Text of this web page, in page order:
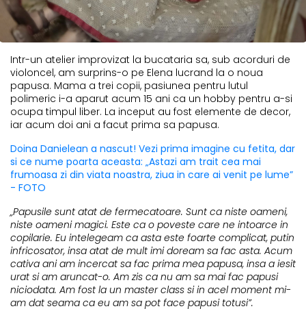
Intr-un atelier improvizat la bucataria sa, sub acorduri de
violoncel, am surprins-o pe Elena lucrand la o noua
papusa. Mama a trei copii, pasiunea pentru lutul
polimeric i-a aparut acum 15 ani ca un hobby pentru a-si
ocupa timpul liber. La inceput au fost elemente de decor,
iar acum doi ani a facut prima sa papusa.
Doina Danielean a nascut! Vezi prima imagine cu fetita, dar
si ce nume poarta aceasta: „Astazi am trait cea mai
frumoasa zi din viata noastra, ziua in care ai venit pe lume”
- FOTO
„Papusile sunt atat de fermecatoare. Sunt ca niste oameni,
niste oameni magici. Este ca o poveste care ne intoarce in
copilarie. Eu intelegeam ca asta este foarte complicat, putin
infricosator, insa atat de mult imi doream sa fac asta. Acum
cativa ani am incercat sa fac prima mea papusa, insa a iesit
urat si am aruncat-o. Am zis ca nu am sa mai fac papusi
niciodata. Am fost la un master class si in acel moment mi-
am dat seama ca eu am sa pot face papusi totusi”.